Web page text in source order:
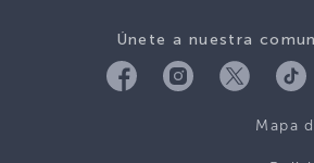
Únete a nuestra
Mapa